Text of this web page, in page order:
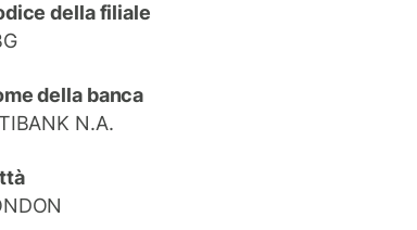
della filiale
della banca
N.A.